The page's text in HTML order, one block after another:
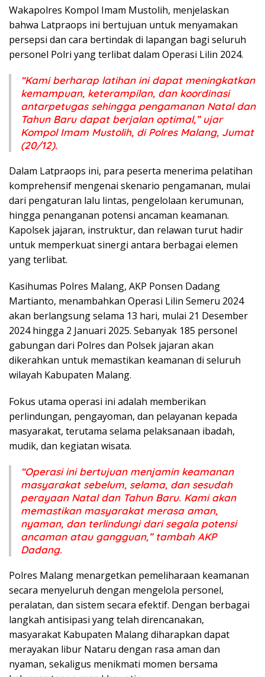
Wakapolres Kompol Imam Mustolih, menjelaskan
bahwa Latpraops ini bertujuan untuk menyamakan
persepsi dan cara bertindak di lapangan bagi seluruh
personel Polri yang terlibat dalam Operasi Lilin 2024.
“Kami berharap latihan ini dapat meningkatkan
kemampuan, keterampilan, dan koordinasi
antarpetugas sehingga pengamanan Natal dan
Tahun Baru dapat berjalan optimal,” ujar
Kompol Imam Mustolih, di Polres Malang, Jumat
(20/12).
Dalam Latpraops ini, para peserta menerima pelatihan
komprehensif mengenai skenario pengamanan, mulai
dari pengaturan lalu lintas, pengelolaan kerumunan,
hingga penanganan potensi ancaman keamanan.
Kapolsek jajaran, instruktur, dan relawan turut hadir
untuk memperkuat sinergi antara berbagai elemen
yang terlibat.
Kasihumas Polres Malang, AKP Ponsen Dadang
Martianto, menambahkan Operasi Lilin Semeru 2024
akan berlangsung selama 13 hari, mulai 21 Desember
2024 hingga 2 Januari 2025. Sebanyak 185 personel
gabungan dari Polres dan Polsek jajaran akan
dikerahkan untuk memastikan keamanan di seluruh
wilayah Kabupaten Malang.
Fokus utama operasi ini adalah memberikan
perlindungan, pengayoman, dan pelayanan kepada
masyarakat, terutama selama pelaksanaan ibadah,
mudik, dan kegiatan wisata.
“Operasi ini bertujuan menjamin keamanan
masyarakat sebelum, selama, dan sesudah
perayaan Natal dan Tahun Baru. Kami akan
memastikan masyarakat merasa aman,
nyaman, dan terlindungi dari segala potensi
ancaman atau gangguan,” tambah AKP
Dadang.
Polres Malang menargetkan pemeliharaan keamanan
secara menyeluruh dengan mengelola personel,
peralatan, dan sistem secara efektif. Dengan berbagai
langkah antisipasi yang telah direncanakan,
masyarakat Kabupaten Malang diharapkan dapat
merayakan libur Nataru dengan rasa aman dan
nyaman, sekaligus menikmati momen bersama